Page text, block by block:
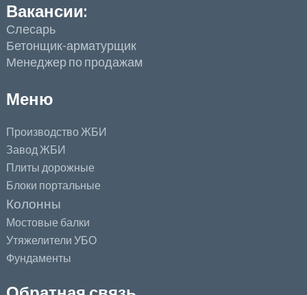
Вакансии:
Слесарь
Бетонщик-арматурщик
Менеджер по продажам
Меню
Производство ЖБИ
Завод ЖБИ
Плиты дорожные
Блоки портальные
Колонны
Мостовые балки
Утяжелители УБО
Фундаменты